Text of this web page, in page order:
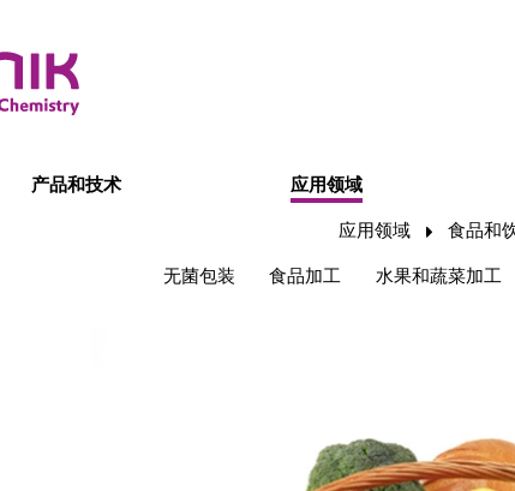
产品和技术 应用领域
应用领域 食品和
无菌包装 食品加工 水果和蔬菜加工